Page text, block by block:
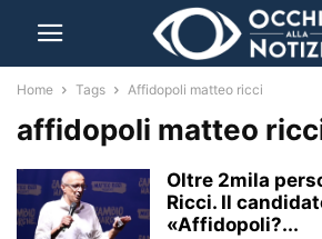
Home Tags Affidopoli matteo ricci
affidopoli matteo
Oltre 2mila
Ricci. Il
«Affidopoli?...